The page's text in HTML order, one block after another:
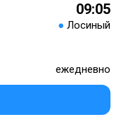
09:05
● Лосиный
ежедневно